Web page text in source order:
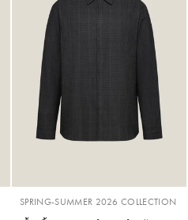
SPRING-SUMMER 2026 COLLECTION